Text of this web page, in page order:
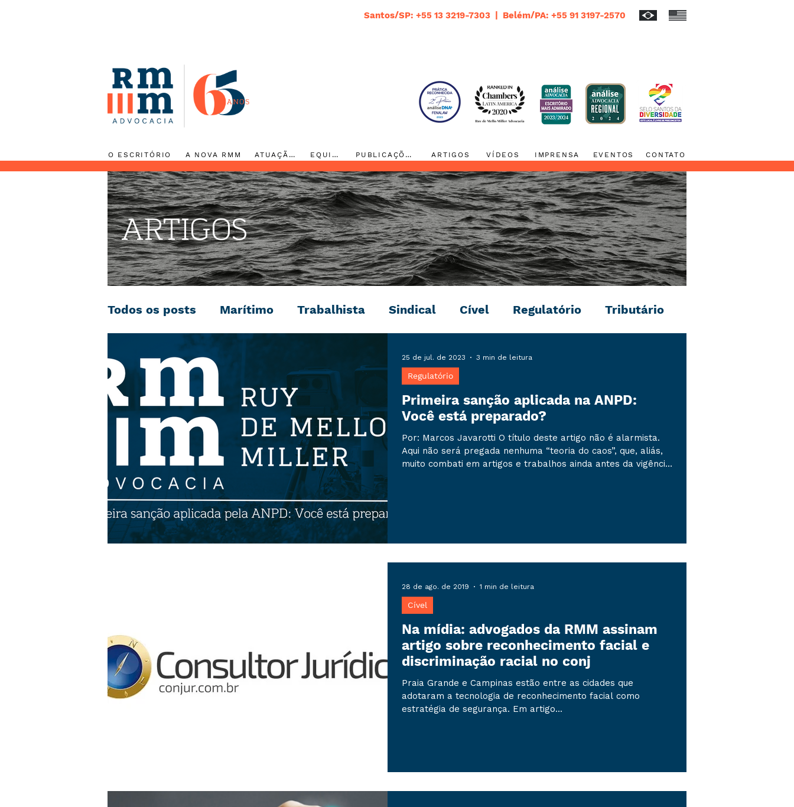
Santos/SP: +55 13 3219-7303 | Belém/PA: +55 91 3197-2570
O ESCRITÓRIO A NOVA RMM ATUAÇÃO EQUIPE PUBLICAÇÕES ARTIGOS VÍDEOS IMPRENSA EVENTOS CONTATO
ARTIGOS
Todos os posts Marítimo Trabalhista Sindical Cível Regulatório Tributário
Negociação Coletiva Digital Eventos
Primeira sanção aplicada na ANPD:
Você está preparado?
Por: Marcos Javarotti O título deste artigo não é alarmista.
Aqui não será pregada nenhuma “teoria do caos”, que, aliás,
muito combati em artigos e trabalhos ainda antes da vigência
pela Autorida
Regulatório
25 de jul. de 2023 3 min de leitura
Na mídia: advogados da RMM assinam
artigo sobre reconhecimento facial e
discriminação racial no conj
Praia Grande e Campinas estão entre as cidades que
adotaram a tecnologia de reconhecimento facial como
estratégia de segurança. Em artigo...
Cível
28 de ago. de 2019 1 min de leitura